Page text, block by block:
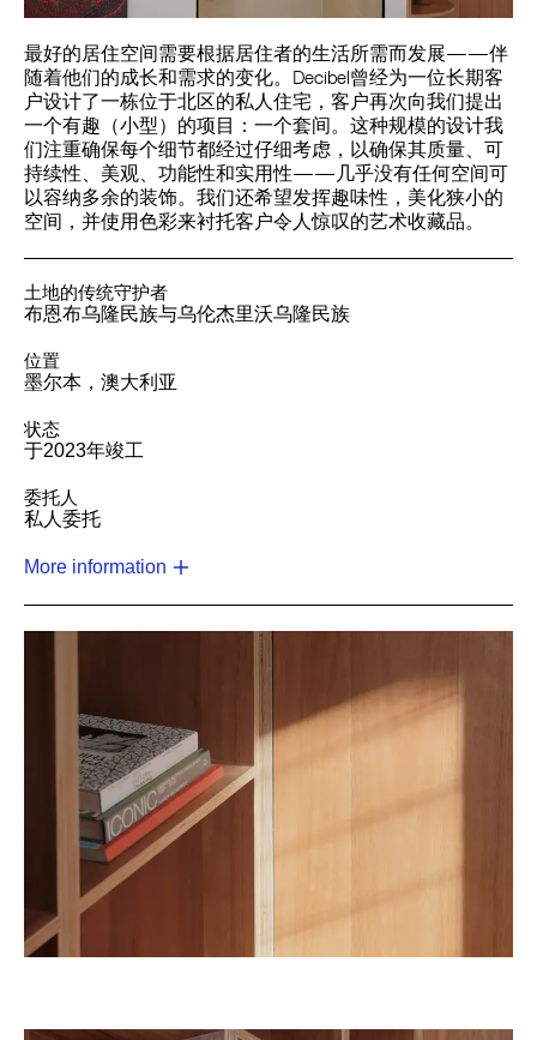
最好的居住空间需要根据居住者的生活所需而发展——伴
随着他们的成长和需求的变化。Decibel曾经为一位长期客
户设计了一栋位于北区的私人住宅，客户再次向我们提出
一个有趣（小型）的项目：一个套间。这种规模的设计我
们注重确保每个细节都经过仔细考虑，以确保其质量、可
持续性、美观、功能性和实用性——几乎没有任何空间可
以容纳多余的装饰。我们还希望发挥趣味性，美化狭小的
空间，并使用色彩来衬托客户令人惊叹的艺术收藏品。
土地的传统守护者
布恩布乌隆民族与乌伦杰里沃乌隆民族
位置
墨尔本，澳大利亚
状态
于2023年竣工
委托人
私人委托
More information